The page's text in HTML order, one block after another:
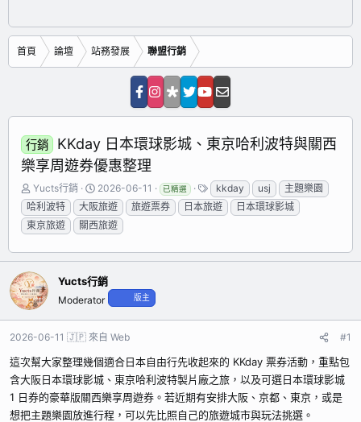
首頁 論壇 站務發展 聯盟行銷
行銷
KKday 日本環球影城、東京哈利波特與關西
樂享周遊券優惠整理
主
題
發
起
Yucts行銷
開
始
日
期
2026-06-11 已精選
標
籤
kkday usj
主題樂園
哈利波特
大阪旅遊 旅遊票券 日本旅遊
日本環球影城
東京旅遊
關西旅遊
Yucts行銷
Moderator 版主
2026-06-11 🇯🇵 來自 Web #1
這次幫大家整理幾個適合日本自由行先收起來的 KKday 票券活動，重點包
含大阪日本環球影城、東京哈利波特製片廠之旅，以及可選日本環球影城
1 日券的豪華版關西樂享周遊券。若近期有安排大阪、京都、東京，或是
想把主題樂園放進行程，可以先比照自己的旅遊城市與玩法挑選。